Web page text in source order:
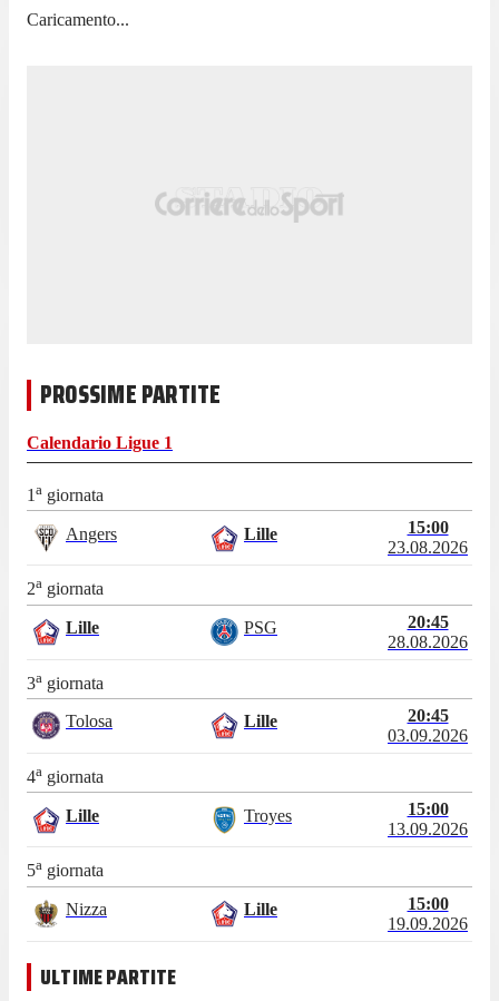
Caricamento...
PROSSIME PARTITE
Calendario Ligue 1
1 a giornata
Angers Lille
15:00
23.08.2026
2a giornata
Lille PSG
20:45
28.08.2026
3a giornata
Tolosa Lille
20:45
03.09.2026
4a giornata
Lille Troyes
15:00
13.09.2026
5a giornata
Nizza Lille
15:00
19.09.2026
ULTIME PARTITE